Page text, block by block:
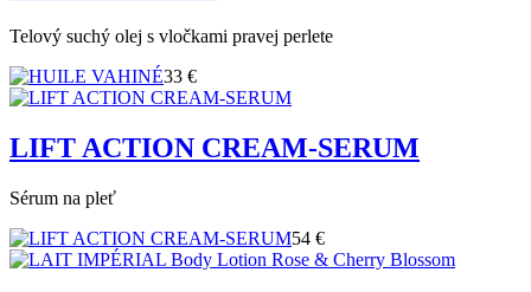
Telový suchý olej s vločkami pravej perlete
33 €
LIFT ACTION CREAM-SERUM
Sérum na pleť
54 €